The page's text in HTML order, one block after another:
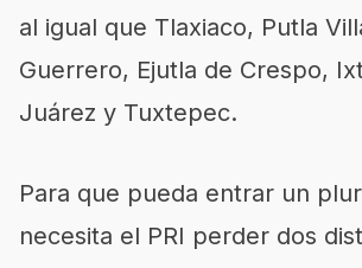
al igual que Tlaxiaco, Putla
Guerrero, Ejutla de Crespo,
Juárez y Tuxtepec.
Para que pueda entrar un
necesita el PRI perder dos